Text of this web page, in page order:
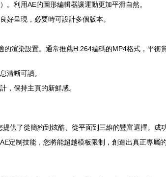
利用AE的圖形編輯器讓運動更加平滑自然。
好呈現，必要時可設計多個版本。
渲染設置。通常推薦H.264編碼的MP4格式，平衡
清晰可讀。
，保持主頁的新鮮感。
供了從簡約到炫酷、從平面到三維的豐富選擇。
定制技能，您將能超越模板限制，創造出真正專屬